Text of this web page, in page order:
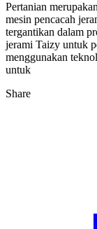
Pertanian
mesin pencacah
tergantikan dalam
jerami Taizy untuk
menggunakan
untuk
Share